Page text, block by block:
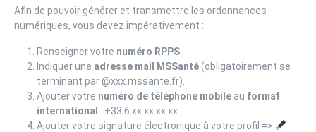
Afin de pouvoir générer et transmettre les ordonnances
numériques, vous devez impérativement :
Renseigner votre numéro RPPS
Indiquer une adresse mail MSSanté(obligatoirement se
terminant par @xxx.mssante.fr).
Ajouter votre numéro de téléphone mobile au format
international : +33 6 xx xx xx xx.
Ajouter votre signature électronique à votre profil =>